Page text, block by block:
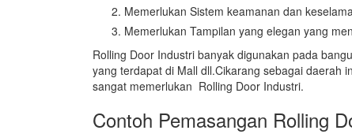
Memerlukan Sistem keamanan dan
Memerlukan Tampilan yang elegan yang
Rolling Door Industri banyak digunakan pada
yang terdapat di Mall dll.Cikarang sebagai daerah
sangat memerlukan Rolling Door Industri.
Contoh Pemasangan Rolling